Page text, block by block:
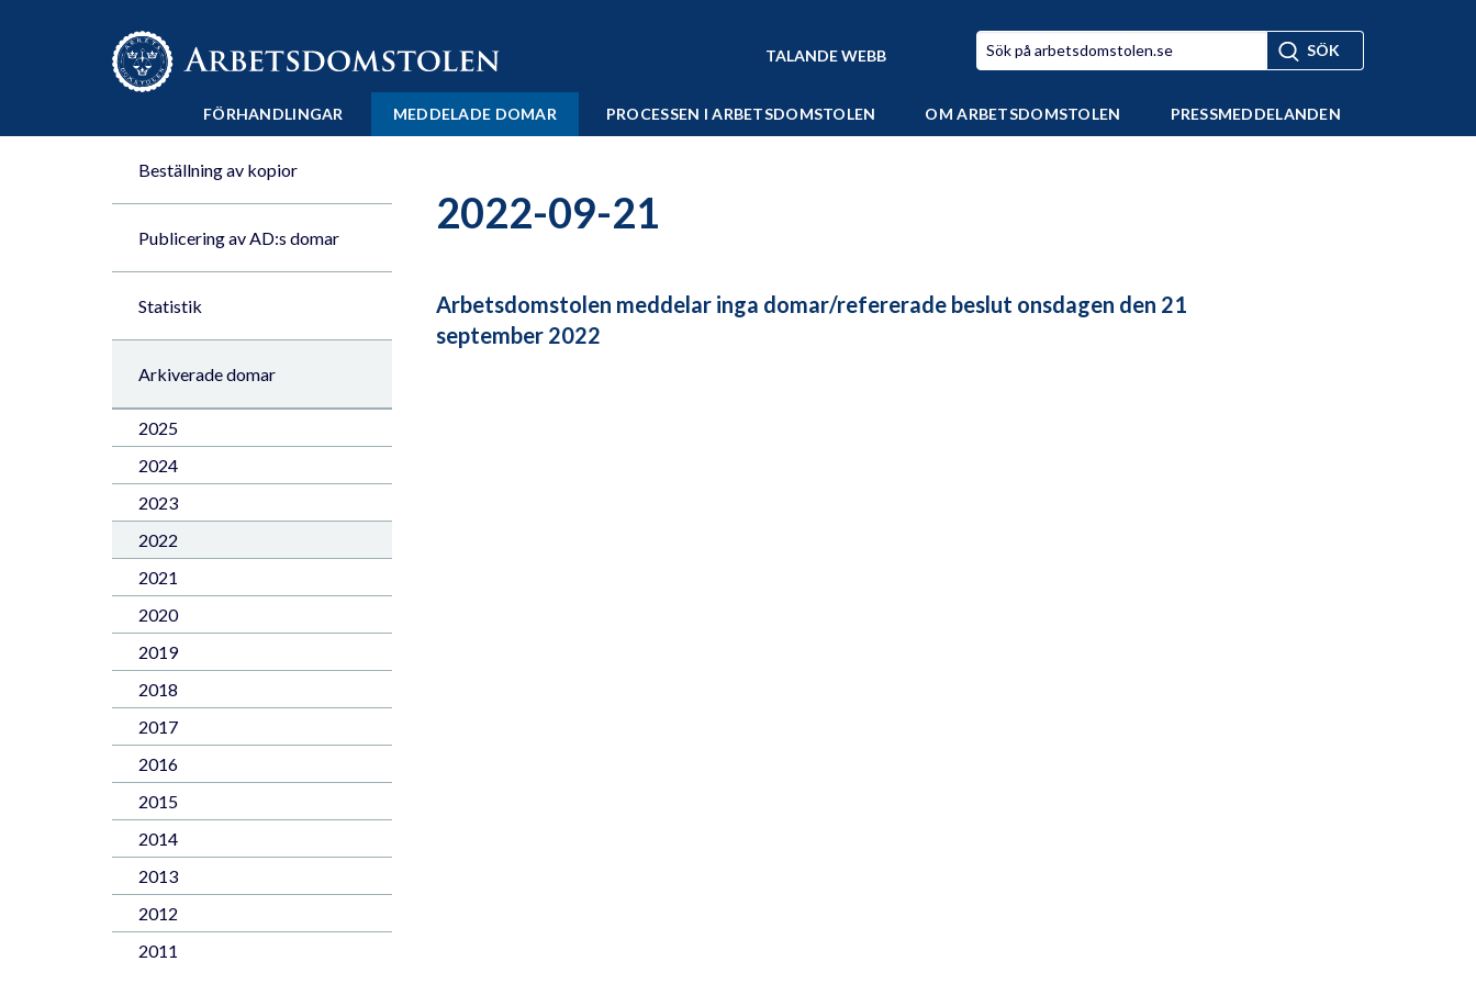
Till innehåll på sidan x
TALANDE WEBB
FÖRHANDLINGAR MEDDELADE DOMAR PROCESSEN I ARBETSDOMSTOLEN OM ARBETSDOMSTOLEN PRESSMEDDELANDEN
Beställning av kopior
Publicering av AD:s domar
Statistik
Arkiverade domar
2025
2024
2023
2022
2021
2020
2019
2018
2017
2016
2015
2014
2013
2012
2011
2022-09-21
Arbetsdomstolen meddelar inga domar/refererade beslut onsdagen den 21
september 2022